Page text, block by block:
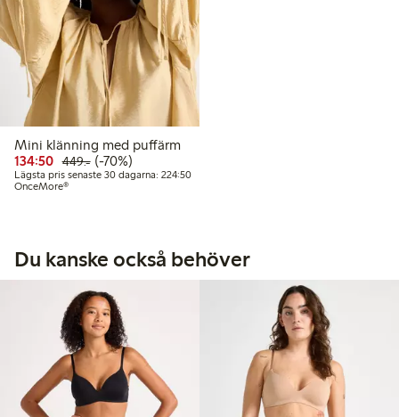
Mini klänning med puffärm
134:50 Rabatterat pris: 134,50 kr
449:-Ordinarie pris: 449,00 kr
70% rabatt
(-70%)
Lägsta pris senaste 30 dagarna: 224:50Lägsta pris senaste 30 dagarna: 224,50 kr
OnceMore®
Du kanske också behöver